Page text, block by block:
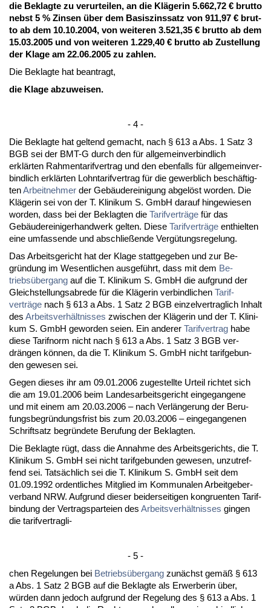
die Be­klag­te zu ver­ur­tei­len, an die Kläge­rin 5.662,72 € brut­to
nebst 5 % Zin­sen über dem Ba­sis­zins­satz von 911,97 € brut­
to ab dem 10.10.2004, von wei­te­ren 3.521,35 € brut­to ab dem
15.03.2005 und von wei­te­ren 1.229,40 € brut­to ab Zu­stel­lung
der Kla­ge am 22.06.2005 zu zah­len.
Die Be­klag­te hat be­an­tragt,
die Kla­ge ab­zu­wei­sen.
- 4 -
Die Be­klag­te hat gel­tend ge­macht, nach § 613 a Abs. 1 Satz 3
BGB sei der BMT-G durch den für all­ge­mein­ver­bind­lich
erklärten Rah­men­ta­rif­ver­trag und den eben­falls für all­ge­mein­ver­
bind­lich erklärten Lohn­ta­rif­ver­trag für die ge­werb­lich beschäftig­
tenAr­beit­neh­mer der Gebäuderei­ni­gung ab­gelöst wor­den. Die
Kläge­rin sei von der T. Kli­ni­kum S. GmbH dar­auf hin­ge­wie­sen
wor­den, dass bei der Be­klag­ten die Ta­rif­verträge für das
Gebäuderei­ni­ger­hand­werk gel­ten. Die­se Ta­rif­verträge ent­hiel­ten
ei­ne um­fas­sen­de und ab­sch­ließen­de Vergütungs­re­ge­lung.
Das Ar­beits­ge­richt hat der Kla­ge statt­ge­ge­ben und zur Be­
gründung im We­sent­li­chen aus­geführt, dass mit dem Be­
triebsüber­gang auf die T. Kli­ni­kum S. GmbH die auf­grund der
Gleich­stel­lungs­ab­re­de für die Kläge­rin ver­bind­li­chen Ta­rif­
verträge nach § 613 a Abs. 1 Satz 2 BGB ein­zel­ver­trag­lich In­halt
des Ar­beits­verhält­nis­ses zwi­schen der Kläge­rin und der T. Kli­ni­
kum S. GmbH ge­wor­den sei­en. Ein an­de­rer Ta­rif­ver­trag ha­be
die­se Ta­rif­norm nicht nach § 613 a Abs. 1 Satz 3 BGB ver­
drängen können, da die T. Kli­ni­kum S. GmbH nicht ta­rif­ge­bun­
den ge­we­sen sei.
Ge­gen die­ses ihr am 09.01.2006 zu­ge­stell­te Ur­teil rich­tet sich
die am 19.01.2006 beim Lan­des­ar­beits­ge­richt ein­ge­gan­ge­ne
und mit ei­nem am 20.03.2006 – nach Verlänge­rung der Be­ru­
fungs­be­gründungs­frist bis zum 20.03.2006 – ein­ge­gan­ge­nen
Schrift­satz be­gründe­te Be­ru­fung der Be­klag­ten.
Die Be­klag­te rügt, dass die An­nah­me des Ar­beits­ge­richts, die T.
Kli­ni­kum S. GmbH sei nicht ta­rif­ge­bun­den ge­we­sen, un­zu­tref­
fend sei. Tatsächlich sei die T. Kli­ni­kum S. GmbH seit dem
01.09.1992 or­dent­li­ches Mit­glied im Kom­mu­na­len Ar­beit­ge­ber­
ver­band NRW. Auf­grund die­ser bei­der­sei­ti­gen kon­gru­en­ten Ta­rif­
bin­dung der Ver­trags­par­tei­en des Ar­beits­verhält­nis­ses gin­gen
die ta­rif­ver­trag­li-
- 5 -
chen Re­ge­lun­gen bei Be­triebsüber­gang zunächst gemäß § 613
a Abs. 1 Satz 2 BGB auf die Be­klag­te als Er­wer­be­rin über,
würden dann je­doch auf­grund der Re­ge­lung des § 613 a Abs. 1